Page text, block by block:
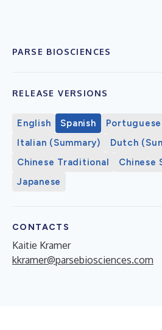
PARSE BIOSCIENCES
RELEASE VERSIONS
English Spanish Portuguese
Italian (Summary)
Dutch
Chinese Traditional
Chinese
Japanese
CONTACTS
Kaitie Kramer
kkramer@parsebiosciences.com